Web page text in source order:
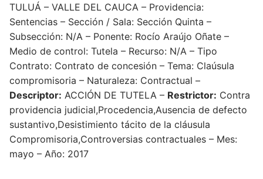
TULUÁ – VALLE DEL CAUCA – Providencia:
Sentencias – Sección / Sala: Sección Quinta –
Subsección: N/A – Ponente: Rocío Araújo Oñate –
Medio de control: Tutela – Recurso: N/A – Tipo
Contrato: Contrato de concesión – Tema: Claúsula
compromisoria – Naturaleza: Contractual –
Descriptor: ACCIÓN DE TUTELA – Restrictor: Contra
providencia judicial,Procedencia,Ausencia de defecto
sustantivo,Desistimiento tácito de la cláusula
Compromisoria,Controversias contractuales – Mes:
mayo – Año: 2017